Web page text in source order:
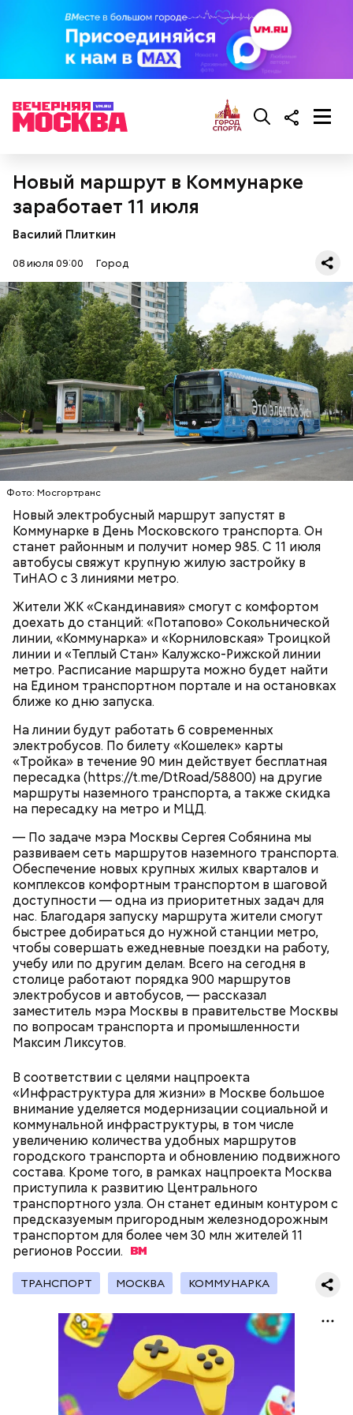
Новый маршрут в Коммунарке
заработает 11 июля
Василий Плиткин
08 июля 09:00 Город
Фото: Мосгортранс
Новый электробусный маршрут запустят в
Коммунарке в День Московского транспорта. Он
станет районным и получит номер 985. С 11 июля
автобусы свяжут крупную жилую застройку в
ТиНАО с 3 линиями метро.
Жители ЖК «Скандинавия» смогут с комфортом
доехать до станций: «Потапово» Сокольнической
линии, «Коммунарка» и «Корниловская» Троицкой
линии и «Теплый Стан» Калужско-Рижской линии
метро. Расписание маршрута можно будет найти
на Едином транспортном портале и на остановках
ближе ко дню запуска.
На линии будут работать 6 современных
электробусов. По билету «Кошелек» карты
«Тройка» в течение 90 мин действует бесплатная
пересадка (https://t.me/DtRoad/58800) на другие
маршруты наземного транспорта, а также скидка
на пересадку на метро и МЦД.
— По задаче мэра Москвы Сергея Собянина мы
развиваем сеть маршрутов наземного транспорта.
Обеспечение новых крупных жилых кварталов и
комплексов комфортным транспортом в шаговой
доступности — одна из приоритетных задач для
нас. Благодаря запуску маршрута жители смогут
быстрее добираться до нужной станции метро,
чтобы совершать ежедневные поездки на работу,
учебу или по другим делам. Всего на сегодня в
столице работают порядка 900 маршрутов
электробусов и автобусов, — рассказал
заместитель мэра Москвы в правительстве Москвы
по вопросам транспорта и промышленности
Максим Ликсутов.
В соответствии с целями нацпроекта
«Инфраструктура для жизни» в Москве большое
внимание уделяется модернизации социальной и
коммунальной инфраструктуры, в том числе
увеличению количества удобных маршрутов
городского транспорта и обновлению подвижного
состава. Кроме того, в рамках нацпроекта Москва
приступила к развитию Центрального
транспортного узла. Он станет единым контуром с
предсказуемым пригородным железнодорожным
транспортом для более чем 30 млн жителей 11
регионов России.
ТРАНСПОРТ МОСКВА КОММУНАРКА
— Теперь транспортные средства курьеров
проходят проверку спомощью специальных
стендов, автоматически измеряющих их скорость.
Стенды позволяют мгновенно определять
скорость транспортного средства и выявлять
электровелосипеды, характеристики которых
соответствуют параметрам мопедов и
мотоциклов, разрешенных к управлению только
при наличии водительских прав категории «М».
Можно ли запретить курьерам на
электровелосипедах ездить по
пешеходным дорожкам
Проверки курьеров проводит столичный
Департамент транспорта и развития дорожно-
транспортной инфраструктуры, Московская
административная дорожная инспекция (МАДИ),
Госавтоинспекция, ГБУ «МосТрансПроект», Центр
организации дорожного движения (ЦОДД), ГКУ
«Администратор московского парковочного
пространства» (АМПП).
В ходе рейда инспекторы ГИБДД останавливают
курьеров, проверяют у них документы. Затем
сотрудники МАДИ сверяют корректность данных
курьера в системе АИС «Таксомотор» и наличие у
него открытой смены в системе КИС «АРТ» (без
этого доставщик не имеет права работать).
Специалисты лаборатории ГБУ «МосТрансПроект»
ставят электровелосипед на высокоточный
измерительный стенд для определения его
максимальной скорости.
— Если транспортное средство курьера
превышает допустимую скорость — 25
километров в час, инспекторы МАДИ составляют
протокол по статье 15.5 КоАП города Москвы.
После этого все материалы дела направляются в
мировой суд для дальнейшего рассмотрения. Эти
меры повысят доверие москвичей к сервисам
доставки и улучшат общую транспортную
безопасность столицы, — подчеркнул заместитель
мэра Максим Ликсутов.
Штраф выставляется или самому курьеру, или
компании, где он работает (в зависимости от того,
кто допустил нарушение), а транспортное
средство эвакуируют на стоянку до решения
мирового суда.
Диалог с бизнесом
Сезон проката электросамокатов:
что нового ждет москвичей в 2026
году